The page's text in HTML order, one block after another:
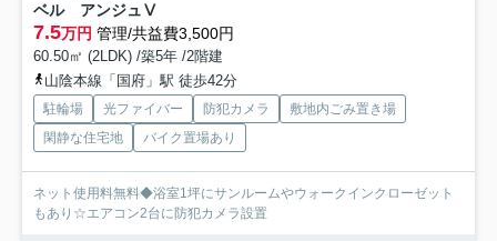
ベル アンジュⅤ
7.5万円 管理/共益費3,500円
60.50㎡ (2LDK) /築5年 /2階建
山陰本線「国府」駅 徒歩42分
駐輪場 光ファイバー 防犯カメラ
敷地内ごみ置き場
閑静な住宅地
バイク置場あり
ネット使用料無料◆浴室1坪にサンルームやウォークインクローゼット
もあり☆エアコン2台に防犯カメラ設置